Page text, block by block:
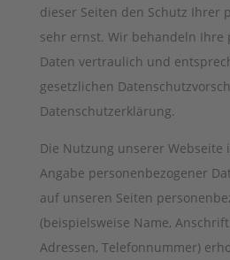
dieser Seiten den Schutz Ihrer
sehr ernst. Wir behandeln Ihre
Daten vertraulich und
gesetzlichen
Datenschutzerklärung.
Die Nutzung unserer Webseite
Angabe personenbezogener
auf unseren Seiten
(beispielsweise Name,
Adressen, Telefonnummer)